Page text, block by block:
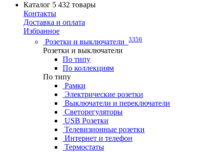
Каталог 5 432 товары
Контакты
Доставка и оплата
Избранное
Розетки и выключатели 3356
Розетки и выключатели
По типу
По коллекциям
По типу
Рамки
Электрические розетки
Выключатели и переключатели
Светорегуляторы
USB Розетки
Телевизионные розетки
Интернет и телефон
Термостаты